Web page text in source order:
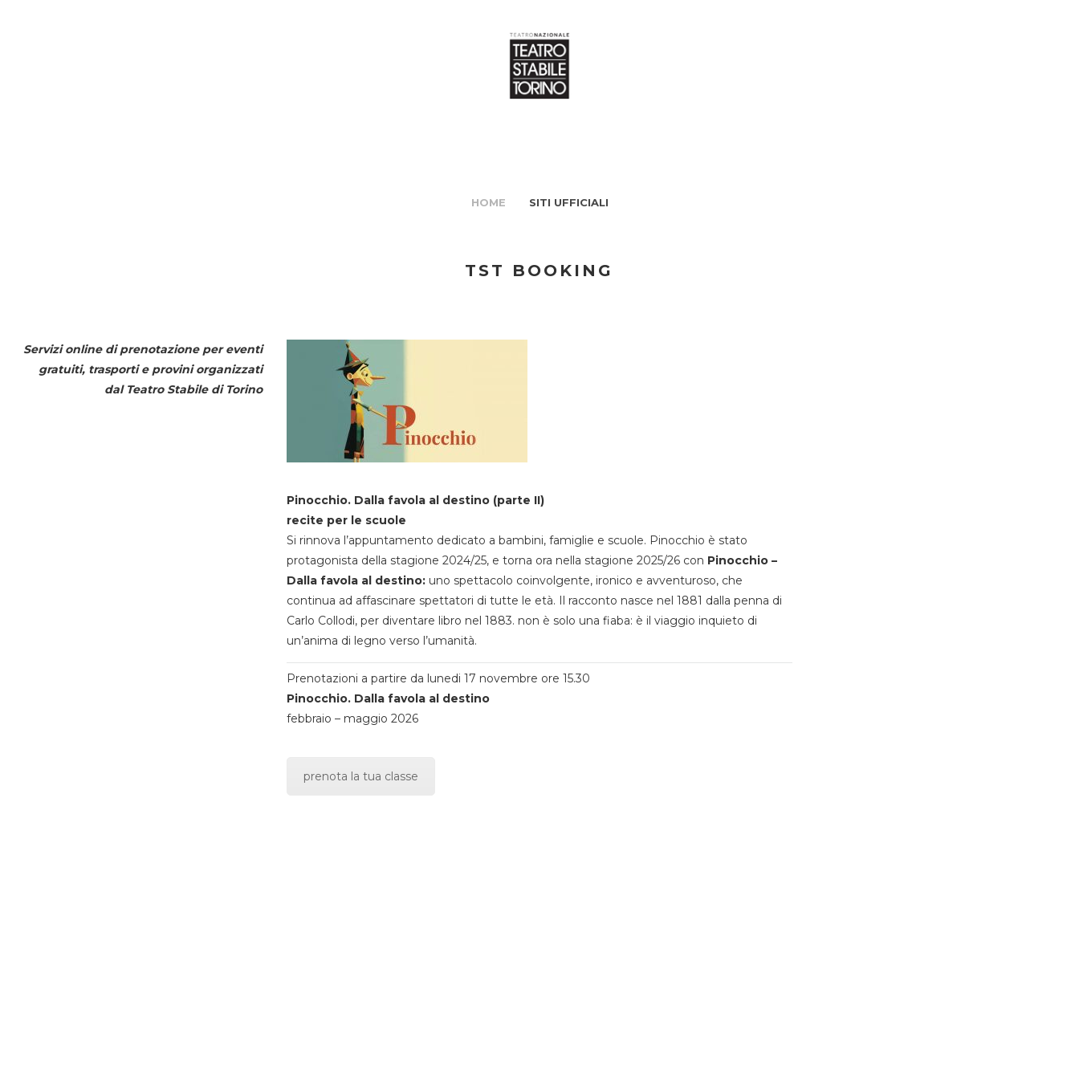
HOME SITI UFFICIALI
TST BOOKING
Servizi online di prenotazione per eventi
gratuiti, trasporti e provini organizzati
dal Teatro Stabile di Torino
Pinocchio. Dalla favola al destino (parte II)
recite per le scuole
Si rinnova l’appuntamento dedicato a bambini, famiglie e scuole. Pinocchio è stato
protagonista della stagione 2024/25, e torna ora nella stagione 2025/26 con Pinocchio –
Dalla favola al destino:uno spettacolo coinvolgente, ironico e avventuroso, che
continua ad affascinare spettatori di tutte le età. Il racconto nasce nel 1881 dalla penna di
Carlo Collodi, per diventare libro nel 1883. non è solo una fiaba: è il viaggio inquieto di
un’anima di legno verso l’umanità.
Prenotazioni a partire da lunedi 17 novembre ore 15.30
Pinocchio. Dalla favola al destino
febbraio – maggio 2026
prenota la tua classe